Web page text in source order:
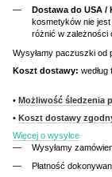
Dostawa do USA /
kosmetyków nie
różnić w zależności
Wysyłamy paczuszki od
Koszt dostawy: według
• Możliwość śledzenia
• Koszt dostawy
Więcej o wysyłce
Wysyłamy
Płatność